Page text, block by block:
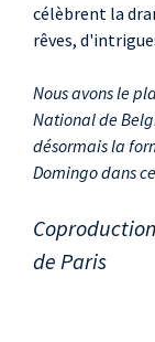
I Vespri
Sogno, o son
(acte III) - extrait
siciliennes
È strano... Ah,
Sempre libera
(acte I) - extrati
giunto
(acte III) - extrait
célèbrent la
rêves,
Nous avons le
National de
désormais la
Domingo dans
de Paris